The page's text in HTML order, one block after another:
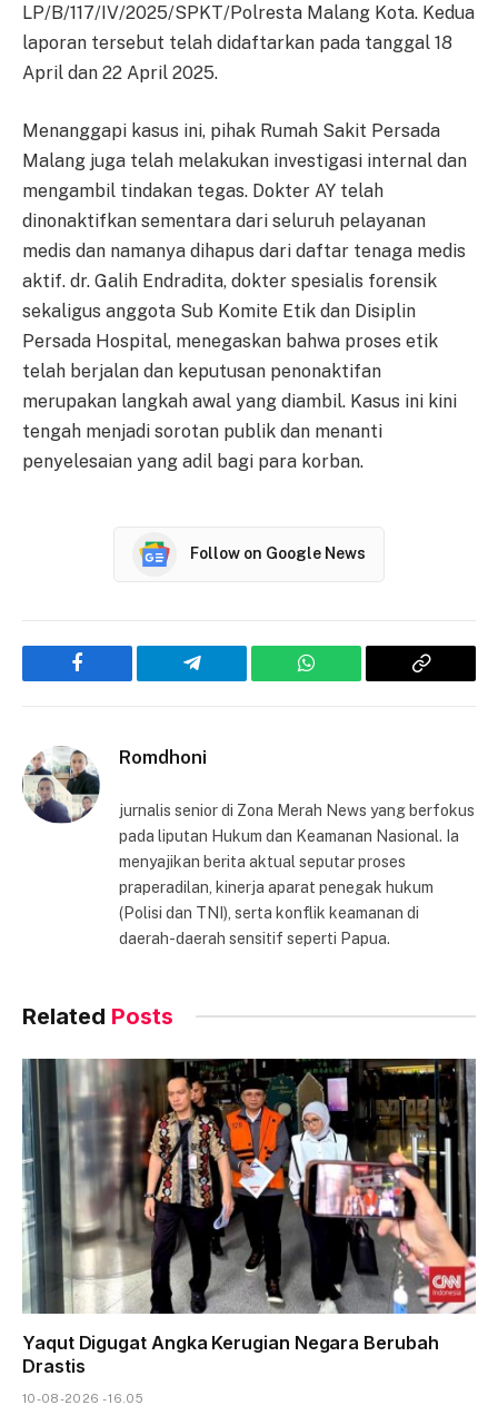
LP/B/117/IV/2025/SPKT/Polresta Malang Kota. Kedua
laporan tersebut telah didaftarkan pada tanggal 18
April dan 22 April 2025.
Menanggapi kasus ini, pihak Rumah Sakit Persada
Malang juga telah melakukan investigasi internal dan
mengambil tindakan tegas. Dokter AY telah
dinonaktifkan sementara dari seluruh pelayanan
medis dan namanya dihapus dari daftar tenaga medis
aktif. dr. Galih Endradita, dokter spesialis forensik
sekaligus anggota Sub Komite Etik dan Disiplin
Persada Hospital, menegaskan bahwa proses etik
telah berjalan dan keputusan penonaktifan
merupakan langkah awal yang diambil. Kasus ini kini
tengah menjadi sorotan publik dan menanti
penyelesaian yang adil bagi para korban.
Follow on Google News
Facebook Telegram WhatsApp
Copy
Romdhoni
jurnalis senior di Zona Merah News yang berfokus
pada liputan Hukum dan Keamanan Nasional. Ia
menyajikan berita aktual seputar proses
praperadilan, kinerja aparat penegak hukum
(Polisi dan TNI), serta konflik keamanan di
daerah-daerah sensitif seperti Papua.
Related Posts
Yaqut Digugat Angka Kerugian Negara Berubah
Drastis
10-08-2026 - 16.05